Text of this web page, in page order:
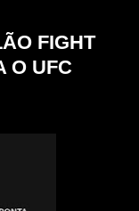
FIGHT
O UFC